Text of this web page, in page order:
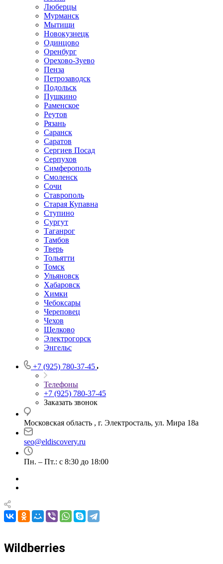
Люберцы
Мурманск
Мытищи
Новокузнецк
Одинцово
Оренбург
Орехово-Зуево
Пенза
Петрозаводск
Подольск
Пушкино
Раменское
Реутов
Рязань
Саранск
Саратов
Сергиев Посад
Серпухов
Симферополь
Смоленск
Сочи
Ставрополь
Старая Купавна
Ступино
Сургут
Таганрог
Тамбов
Тверь
Тольятти
Томск
Ульяновск
Хабаровск
Химки
Чебоксары
Череповец
Чехов
Щелково
Электрогорск
Энгельс
+7 (925) 780-37-45
Телефоны
+7 (925) 780-37-45
Заказать звонок
Московская область , г. Электросталь, ул. Мира 18а
seo@eldiscovery.ru
Пн. – Пт.: с 8:30 до 18:00
Wildberries